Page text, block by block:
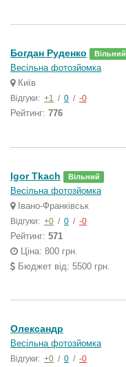
Богдан Руденко Вільний
Весільна фотозйомка
Київ
Відгуки: +1 / 0 / -0
Рейтинг: 776
Igor Tkach Вільний
Весільна фотозйомка
Івано-Франківськ
Відгуки: +0 / 0 / -0
Рейтинг: 571
Ціна: 800 грн.
Бюджет від: 5500 грн.
Олександр
Весільна фотозйомка
Відгуки: +0 / 0 / -0